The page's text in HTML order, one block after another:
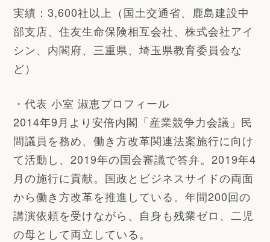
実績：3,600社以上（国土交通省、鹿島建設中
部支店、住友生命保険相互会社、株式会社アイ
シン、内閣府、三重県、埼玉県教育委員会な
ど）
・代表 小室 淑恵プロフィール
2014年9月より安倍内閣「産業競争力会議」民
間議員を務め、働き方改革関連法案施行に向け
て活動し、2019年の国会審議で答弁。2019年4
月の施行に貢献。国政とビジネスサイドの両面
から働き方改革を推進している。年間200回の
講演依頼を受けながら、自身も残業ゼロ、二児
の母として両立している。